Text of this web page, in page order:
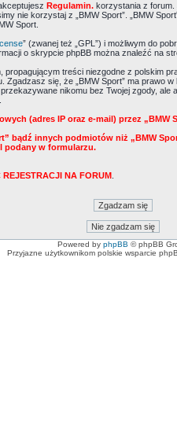
Regulamin.korzystania z forum.
nie korzystaj z „BMW Sport”. „BMW
Sport.
” (zwanej też „GPL”) i możliwym do
o skrypcie phpBB można znaleźć na
treści niezgodne z polskim
się, że „BMW Sport” ma
nikomu bez Twojej zgody, ale
(adres IP oraz e-mail) przez „BMW
bądź innych podmiotów niż „BMW
podany w formularzu.
REJESTRACJI NA FORUM.
Powered by phpBB © phpBB
Przyjazne użytkownikom polskie wsparcie